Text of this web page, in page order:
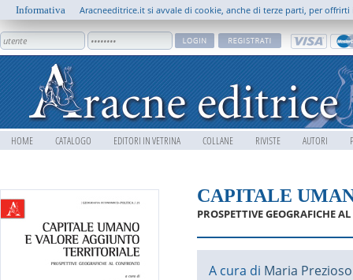
HOME CATALOGO EDITORI IN VETRINA COLLANE RIVISTE AUTORI
CAPITALE
PROSPETTIVE GEOGRAFICHE
A cura di Maria Prezioso
Informativa Aracneeditrice.it si avvale di cookie, anche di terze parti, per